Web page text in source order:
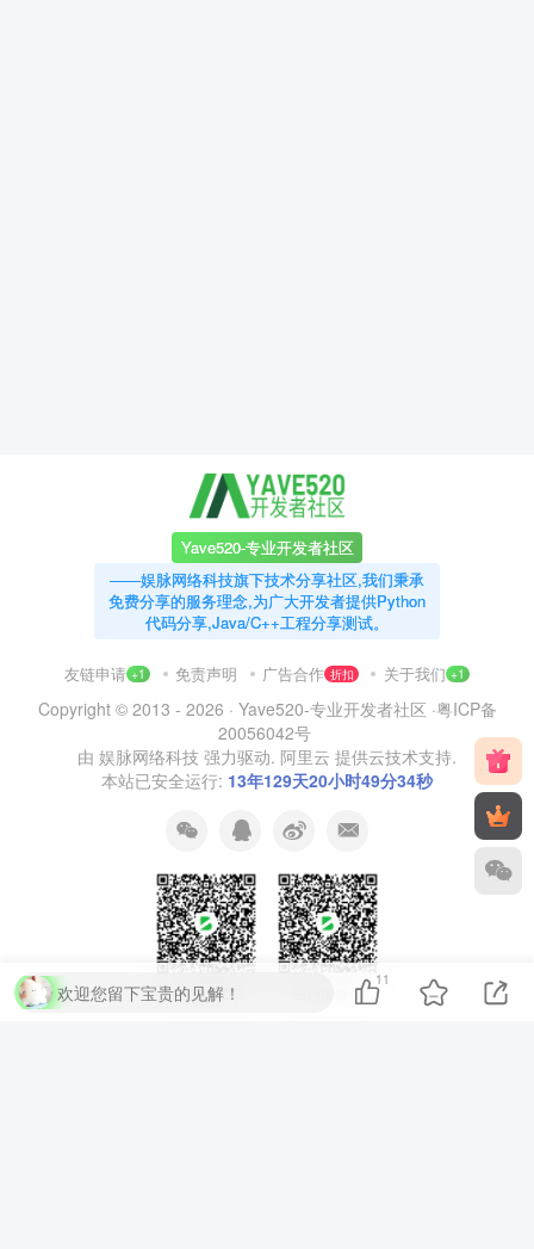
Yave520-专业开发者社区
——娱脉网络科技旗下技术分享社区,我们秉承
免费分享的服务理念,为广大开发者提供Python
代码分享,Java/C++工程分享测试。
友链申请 +1 免责声明 广告合作 折扣 关于我们 +1
Copyright © 2013 - 2026 · Yave520-专业开发者社区 ·粤ICP备
20056042号
由 娱脉网络科技 强力驱动. 阿里云 提供云技术支持.
本站已安全运行: 13年129天20小时49分35秒
扫码加QQ群 扫码加微信
欢迎您留下宝贵的见解！
11